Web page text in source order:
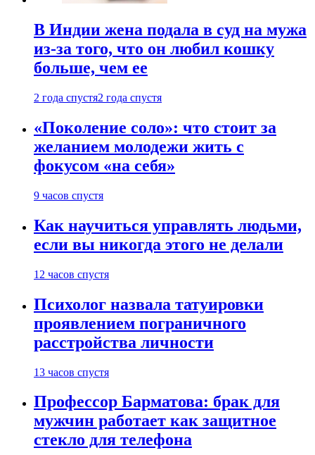
В Индии жена подала в суд на мужа
из-за того, что он любил кошку
больше, чем ее
2 года спустя2 года спустя
«Поколение соло»: что стоит за
желанием молодежи жить с
фокусом «на себя»
9 часов спустя
Как научиться управлять людьми,
если вы никогда этого не делали
12 часов спустя
Психолог назвала татуировки
проявлением пограничного
расстройства личности
13 часов спустя
Профессор Барматова: брак для
мужчин работает как защитное
стекло для телефона